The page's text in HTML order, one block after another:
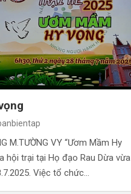
M.TƯỜNG VY “Ươm Mầm Hy
hội trại tại Họ đạo Rau Dừa vừa
Việc tổ chức…